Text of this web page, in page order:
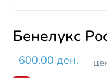
Бенелукс
600.00 ден.